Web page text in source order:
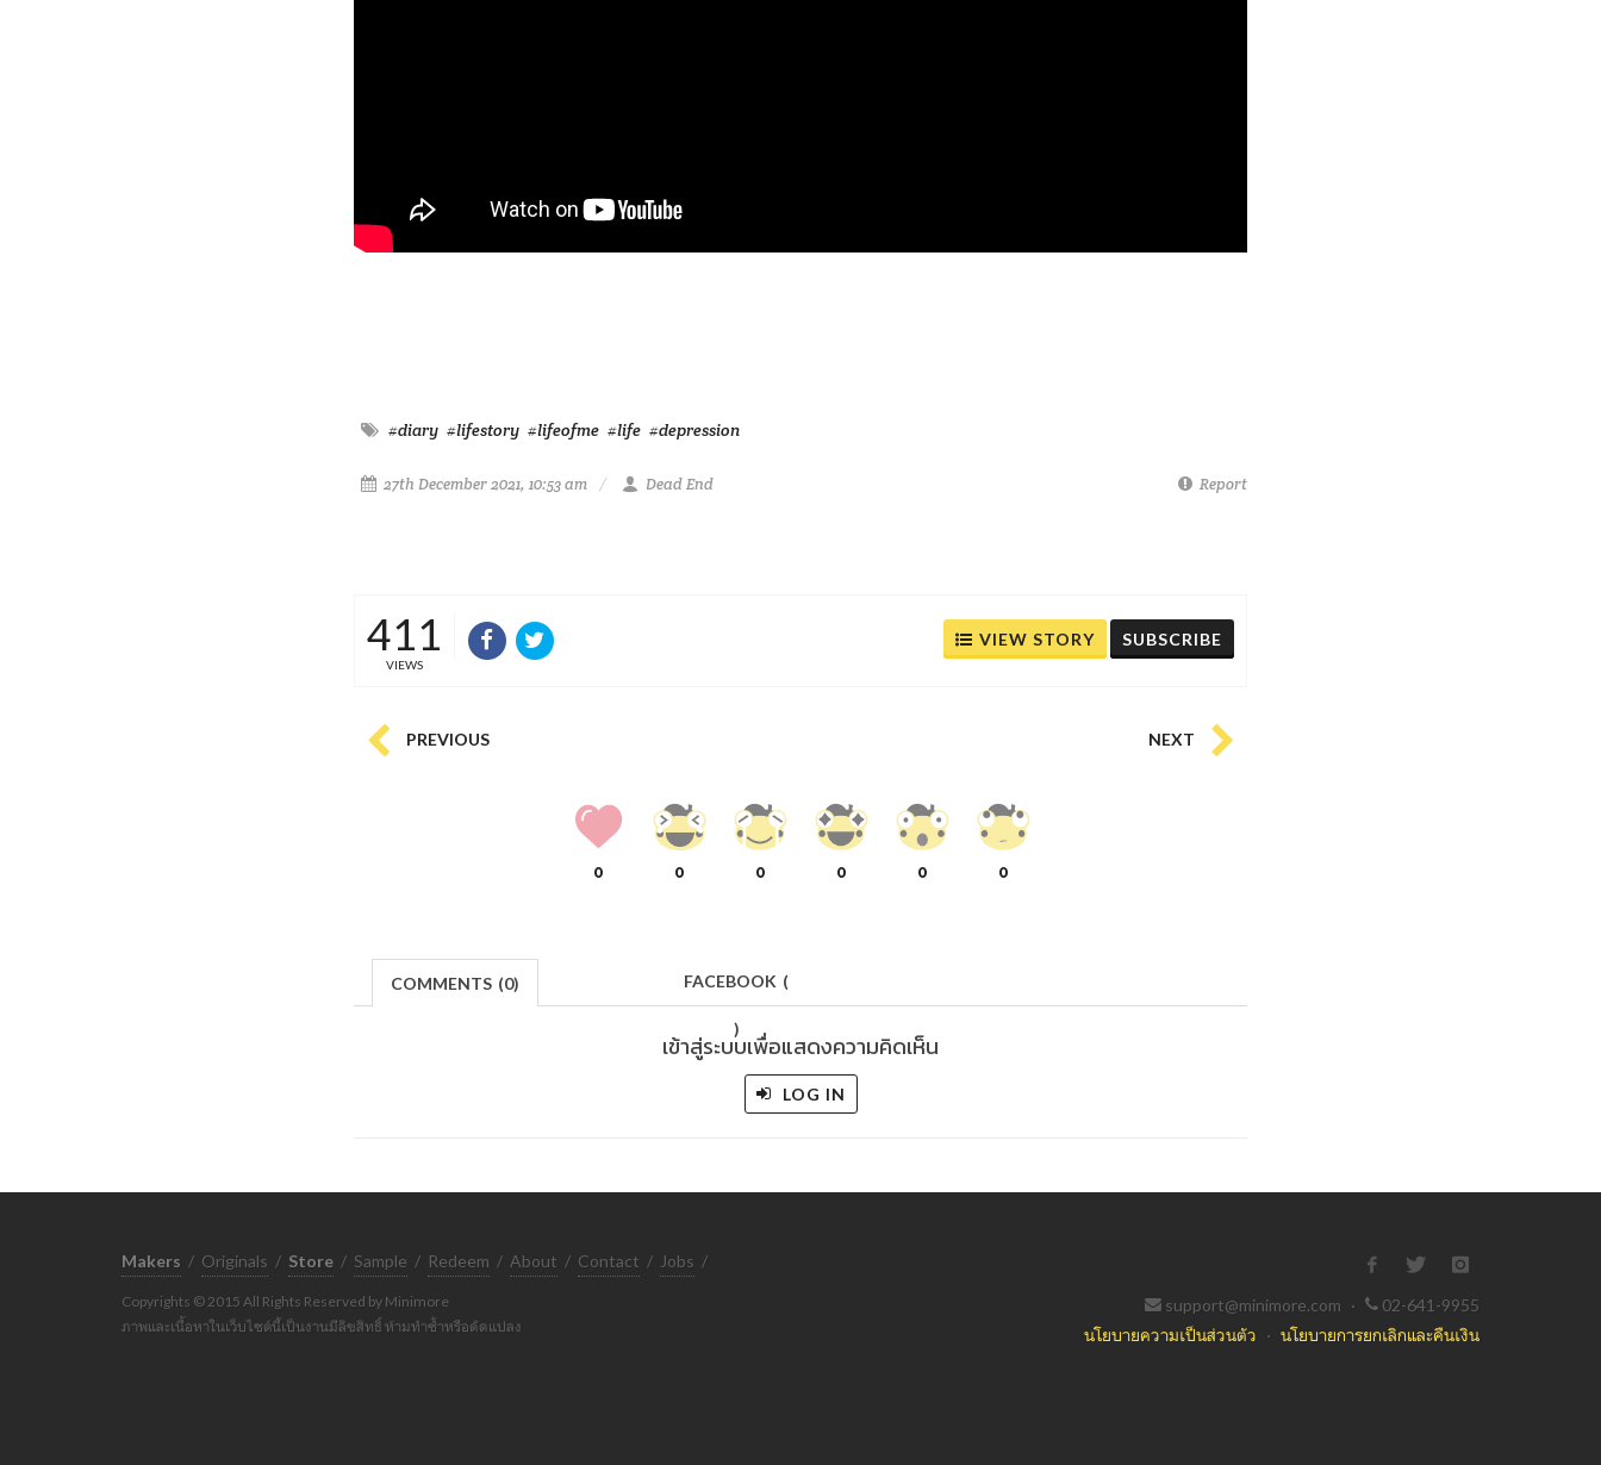
#diary #lifestory #lifeofme #life #depression
27th December 2021, 10:53 am Dead End Report
411
VIEWS
VIEW STORY SUBSCRIBE
PREVIOUS NEXT
0 0 0 0 0 0
COMMENTS (0) FACEBOOK (
)
เข้าสู่ระบบเพื่อแสดงความคิดเห็น
LOG IN
Makers / Originals / Store / Sample / Redeem / About / Contact / Jobs /
Copyrights © 2015 All Rights Reserved by Minimore
ภาพและเนื้อหาในเว็บไซต์นี้เป็นงานมีลิขสิทธิ์ ห้ามทำซ้ำหรือดัดแปลง
support@minimore.com ·
02-641-9955
นโยบายความเป็นส่วนตัว · นโยบายการยกเลิกและคืนเงิน